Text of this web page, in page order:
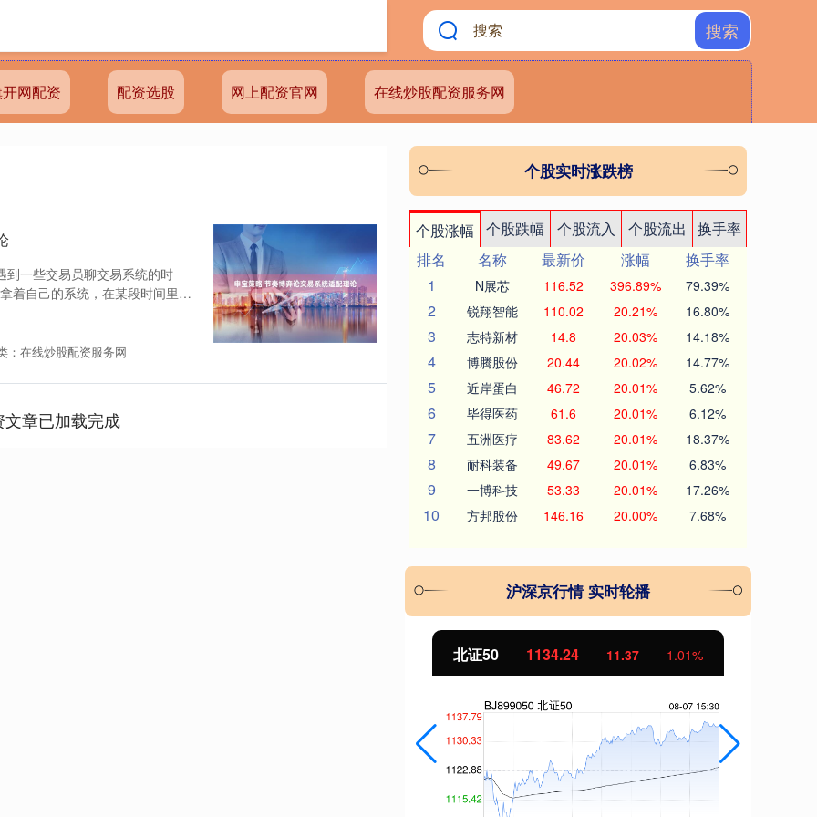
搜索
网配资 配资选股 网上配资官网 在线炒股配资服务网
到一些交易员聊交易系统的时
着自己的系统，在某段时间里赚
：在线炒股配资服务网
章已加载完成
个股实时涨跌榜
个股涨幅 个股跌幅 个股流入 个股流出
换手率
排名
名称 最新价 涨幅
换手率
1
N展芯 116.52 396.89% 79.39%
2 锐翔智能 110.02 20.21% 16.80%
3 志特新材 14.8 20.03% 14.18%
4 博腾股份 20.44 20.02% 14.77%
5 近岸蛋白 46.72 20.01% 5.62%
6 毕得医药 61.6 20.01% 6.12%
7 五洲医疗 83.62 20.01% 18.37%
8 耐科装备 49.67 20.01% 6.83%
9 一博科技 53.33 20.01% 17.26%
10 方邦股份 146.16 20.00% 7.68%
沪深京行情 实时轮播
北证50 1134.24 11.37 1.01%